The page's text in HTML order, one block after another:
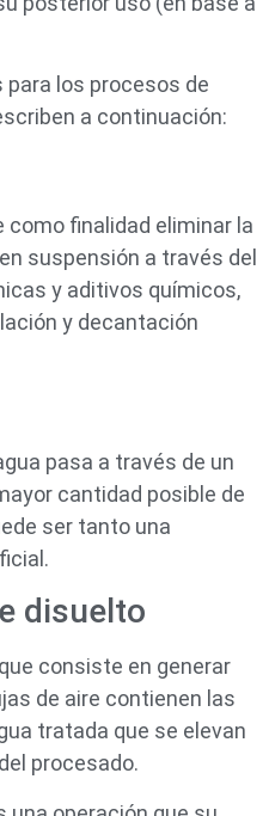
los procesos de
a continuación:
como finalidad eliminar la
suspensión a través del
y aditivos químicos,
y decantación
pasa a través de un
cantidad posible de
ser tanto una
disuelto
consiste en generar
de aire contienen las
tratada que se elevan
procesado.